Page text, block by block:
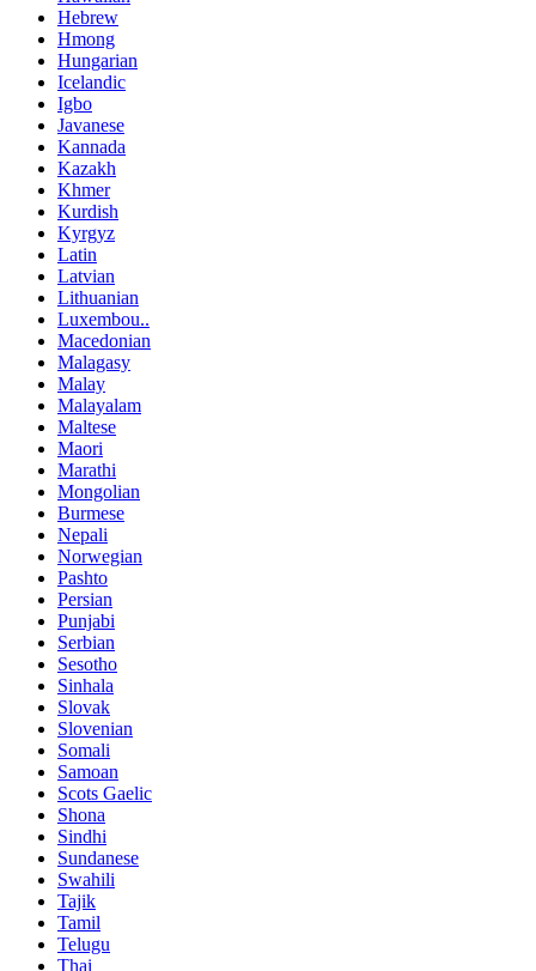
Hebrew
Hmong
Hungarian
Icelandic
Igbo
Javanese
Kannada
Kazakh
Khmer
Kurdish
Kyrgyz
Latin
Latvian
Lithuanian
Luxembou..
Macedonian
Malagasy
Malay
Malayalam
Maltese
Maori
Marathi
Mongolian
Burmese
Nepali
Norwegian
Pashto
Persian
Punjabi
Serbian
Sesotho
Sinhala
Slovak
Slovenian
Somali
Samoan
Scots Gaelic
Shona
Sindhi
Sundanese
Swahili
Tajik
Tamil
Telugu
Thai